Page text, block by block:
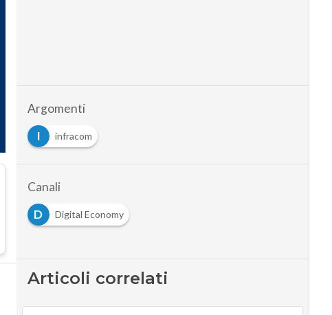
Argomenti
I
infracom
Canali
D
Digital Economy
Articoli correlati